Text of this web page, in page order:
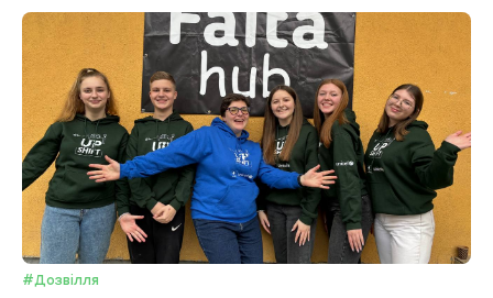
#Дозвілля